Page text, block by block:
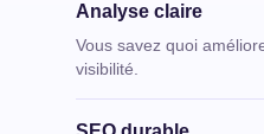
Analyse claire
Vous savez quoi
visibilité.